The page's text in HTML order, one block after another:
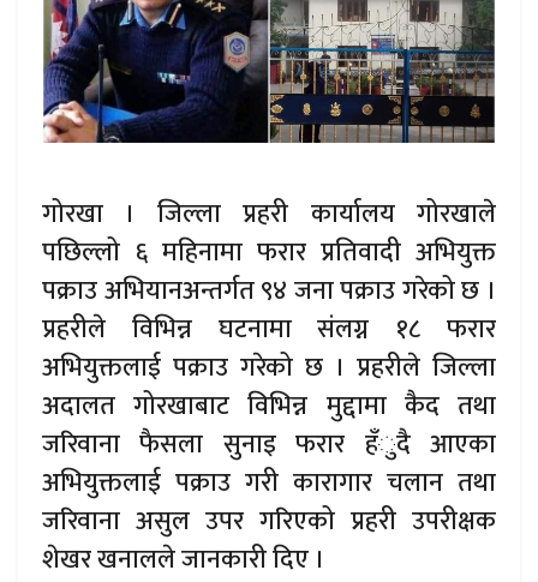
गोरखा । जिल्ला प्रहरी कार्यालय गोरखाले
पछिल्लो ६ महिनामा फरार प्रतिवादी अभियुक्त
पक्राउ अभियानअन्तर्गत ९४ जना पक्राउ गरेको छ ।
प्रहरीले विभिन्न घटनामा संलग्न १८ फरार
अभियुक्तलाई पक्राउ गरेको छ । प्रहरीले जिल्ला
अदालत गोरखाबाट विभिन्न मुद्दामा कैद तथा
जरिवाना फैसला सुनाइ फरार हँुदै आएका
अभियुक्तलाई पक्राउ गरी कारागार चलान तथा
जरिवाना असुल उपर गरिएको प्रहरी उपरीक्षक
शेखर खनालले जानकारी दिए ।